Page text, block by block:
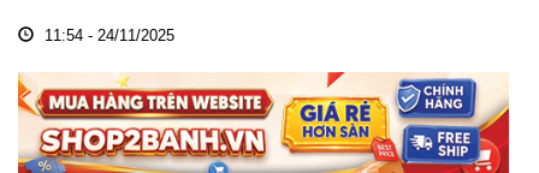
11:54 - 24/11/2025